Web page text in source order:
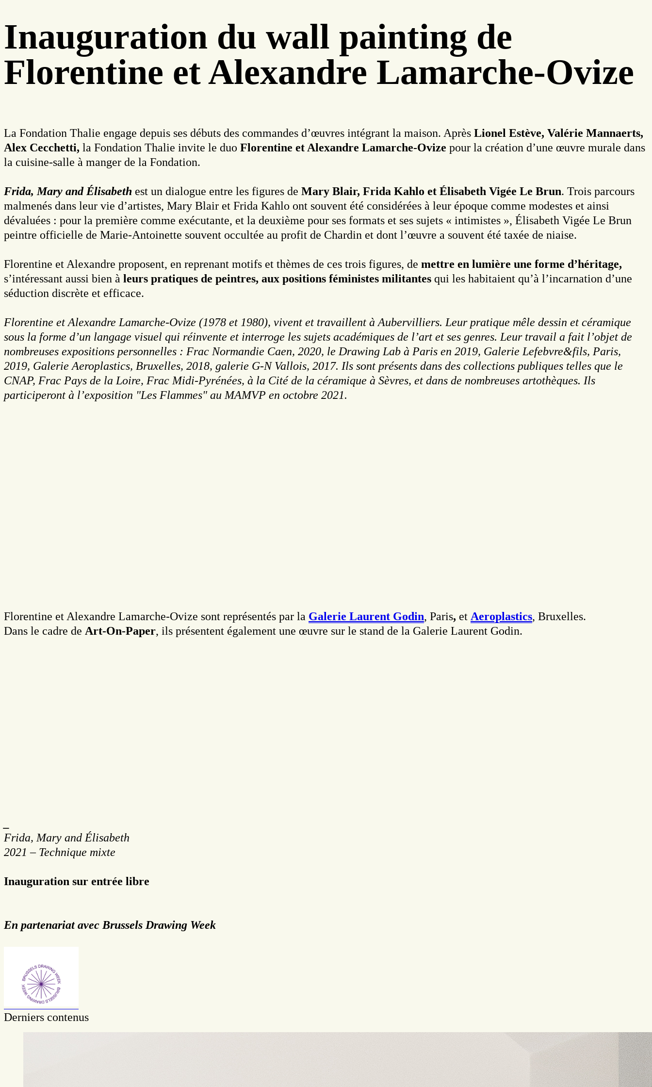
Inauguration du wall painting de
Florentine et Alexandre Lamarche-Ovize
La Fondation Thalie engage depuis ses débuts des commandes d’œuvres intégrant la maison. Après Lionel Estève, Valérie Mannaerts,
Alex Cecchetti, la Fondation Thalie invite le duo Florentine et Alexandre Lamarche-Ovize pour la création d’une œuvre murale dans
la cuisine-salle à manger de la Fondation.
Frida, Mary and Élisabeth est un dialogue entre les figures de Mary Blair, Frida Kahlo et Élisabeth Vigée Le Brun. Trois parcours
malmenés dans leur vie d’artistes, Mary Blair et Frida Kahlo ont souvent été considérées à leur époque comme modestes et ainsi
dévaluées : pour la première comme exécutante, et la deuxième pour ses formats et ses sujets « intimistes », Élisabeth Vigée Le Brun
peintre officielle de Marie-Antoinette souvent occultée au profit de Chardin et dont l’œuvre a souvent été taxée de niaise.
Florentine et Alexandre proposent, en reprenant motifs et thèmes de ces trois figures, de mettre en lumière une forme d’héritage,
s’intéressant aussi bien à leurs pratiques de peintres, aux positions féministes militantes qui les habitaient qu’à l’incarnation d’une
séduction discrète et efficace.
Florentine et Alexandre Lamarche-Ovize (1978 et 1980), vivent et travaillent à Aubervilliers. Leur pratique mêle dessin et céramique
sous la forme d’un langage visuel qui réinvente et interroge les sujets académiques de l’art et ses genres. Leur travail a fait l’objet de
nombreuses expositions personnelles : Frac Normandie Caen, 2020, le Drawing Lab à Paris en 2019, Galerie Lefebvre&fils, Paris,
2019, Galerie Aeroplastics, Bruxelles, 2018, galerie G-N Vallois, 2017. Ils sont présents dans des collections publiques telles que le
CNAP, Frac Pays de la Loire, Frac Midi-Pyrénées, à la Cité de la céramique à Sèvres, et dans de nombreuses artothèques. Ils
participeront à l’exposition "Les Flammes" au MAMVP en octobre 2021.
Florentine et Alexandre Lamarche-Ovize sont représentés par la Galerie Laurent Godin, Paris, et Aeroplastics, Bruxelles.
Dans le cadre de Art-On-Paper, ils présentent également une œuvre sur le stand de la Galerie Laurent Godin.
Frida, Mary and Élisabeth
2021 – Technique mixte
Inauguration sur entrée libre
En partenariat avec Brussels Drawing Week
Derniers contenus